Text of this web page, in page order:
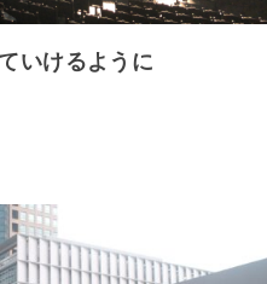
いけるように